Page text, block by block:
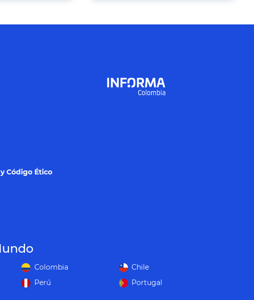
Código Ético
Colombia
Chile
Perú Portugal